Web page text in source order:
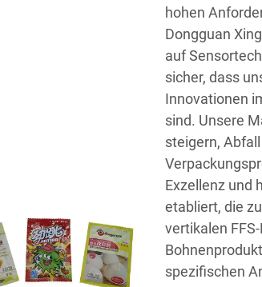
hohen
Dongguan
auf
sicher, dass
Innovationen
sind. Unsere
steigern,
Exzellenz und
etabliert, die
vertikalen
spezifischen